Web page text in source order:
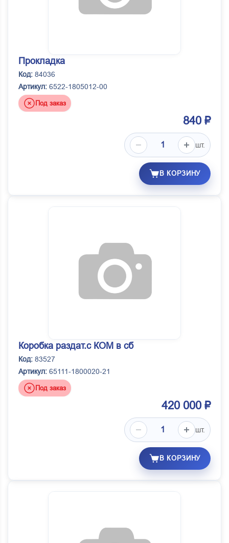
Прокладка
Код: 84036
Артикул: 6522-1805012-00
Под заказ
840 ₽
шт.
В КОРЗИНУ
Коробка раздат.с КОМ в сб
Код: 83527
Артикул: 65111-1800020-21
Под заказ
420 000 ₽
шт.
В КОРЗИНУ